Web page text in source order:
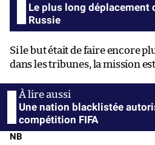
Le plus long déplacement
Russie
Si le but était de faire encore
dans les tribunes, la mission
Une nation blacklistée
compétition FIFA
NB